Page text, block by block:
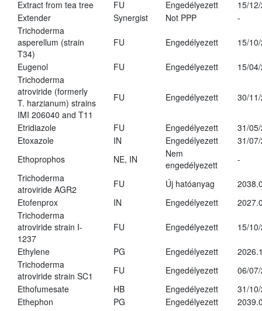
Extract from tea tree FU Engedélyezett
15/
Extender
Synergist Not PPP
-
Trichoderma
asperellum (strain
T34)
FU Engedélyezett 15/
Eugenol FU Engedélyezett
15/
Trichoderma
atroviride (formerly
T. harzianum) strains
IMI 206040 and T11
FU Engedélyezett 30/
Etridiazole FU Engedélyezett
31/
Etoxazole
IN Engedélyezett
31/
Ethoprophos
NE, IN
Nem
engedélyezett
-
Trichoderma
atroviride AGR2
FU Új hatóanyag
Etofenprox
IN Engedélyezett
Trichoderma
atroviride strain I-
1237
FU Engedélyezett 15/
Ethylene PG Engedélyezett
Trichoderma
atroviride strain SC1
FU Engedélyezett
06/
Ethofumesate
HB Engedélyezett
31/
Ethephon
PG Engedélyezett